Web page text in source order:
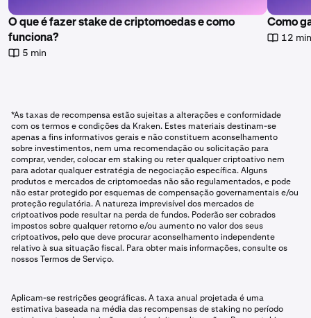
O que é fazer stake de criptomoedas e como
funciona?
5 min
Como
12
*As taxas de recompensa estão sujeitas a alterações e conformidade
com os termos e condições da Kraken. Estes materiais destinam-se
apenas a fins informativos gerais e não constituem aconselhamento
sobre investimentos, nem uma recomendação ou solicitação para
comprar, vender, colocar em staking ou reter qualquer criptoativo nem
para adotar qualquer estratégia de negociação específica. Alguns
produtos e mercados de criptomoedas não são regulamentados, e pode
não estar protegido por esquemas de compensação governamentais e/ou
proteção regulatória. A natureza imprevisível dos mercados de
criptoativos pode resultar na perda de fundos. Poderão ser cobrados
impostos sobre qualquer retorno e/ou aumento no valor dos seus
criptoativos, pelo que deve procurar aconselhamento independente
relativo à sua situação fiscal. Para obter mais informações, consulte os
nossos Termos de Serviço.
Aplicam-se restrições geográficas. A taxa anual projetada é uma
estimativa baseada na média das recompensas de staking no período